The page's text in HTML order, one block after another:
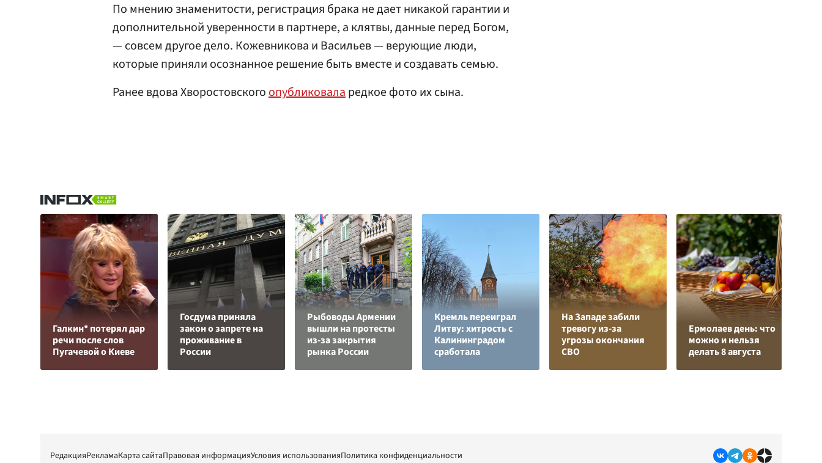
По мнению знаменитости, регистрация брака не дает никакой гарантии и
дополнительной уверенности в партнере, а клятвы, данные перед Богом,
— совсем другое дело. Кожевникова и Васильев — верующие люди,
которые приняли осознанное решение быть вместе и создавать семью.
Ранее вдова Хворостовскогоопубликоваларедкое фото их сына.
Галкин* потерял дар
речи после слов
Пугачевой о Киеве
Госдума приняла
закон о запрете на
проживание в
России
Рыбоводы Армении
вышли на протесты
из-за закрытия
рынка России
Кремль переиграл
Литву: хитрость с
Калининградом
сработала
На Западе забили
тревогу из-за
угрозы окончания
СВО
Ермолаев день: что
можно и нельзя
делать 8 августа
РедакцияРекламаКарта сайтаПравовая информацияУсловия использованияПолитика конфиденциальности